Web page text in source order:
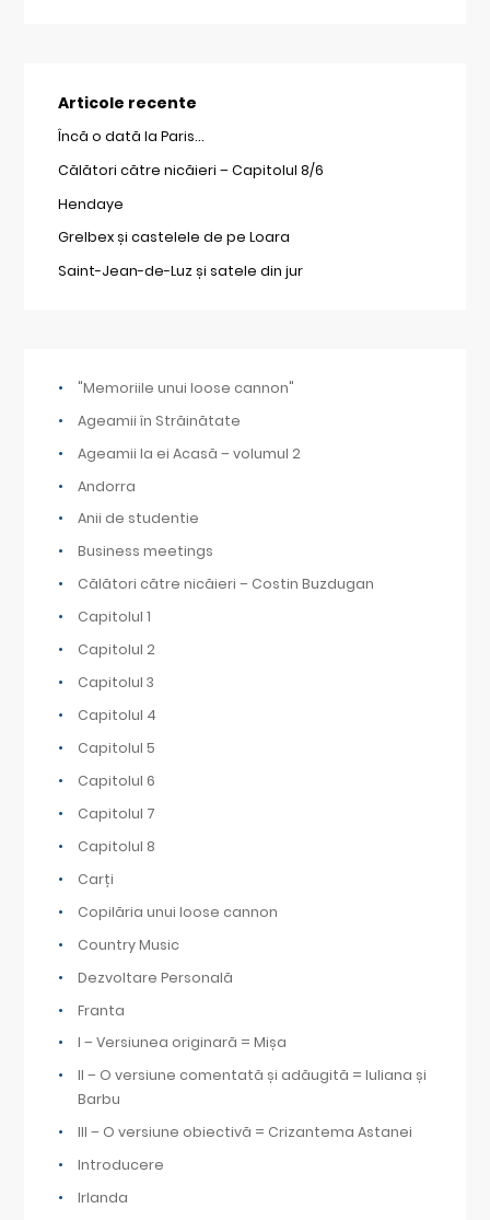
Articole recente
Încă o dată la Paris…
Călători către nicăieri – Capitolul 8/6
Hendaye
Grelbex și castelele de pe Loara
Saint-Jean-de-Luz și satele din jur
"Memoriile unui loose cannon"
Ageamii în Străinătate
Ageamii la ei Acasă – volumul 2
Andorra
Anii de studentie
Business meetings
Călători către nicăieri – Costin Buzdugan
Capitolul 1
Capitolul 2
Capitolul 3
Capitolul 4
Capitolul 5
Capitolul 6
Capitolul 7
Capitolul 8
Carți
Copilăria unui loose cannon
Country Music
Dezvoltare Personală
Franta
I – Versiunea originară = Mișa
II – O versiune comentată și adăugită = Iuliana și
Barbu
III – O versiune obiectivă = Crizantema Astanei
Introducere
Irlanda